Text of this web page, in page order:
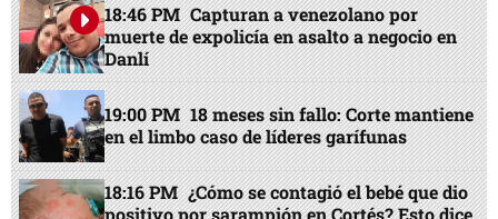
18:46 PM Capturan a venezolano por
muerte de expolicía en asalto a negocio en
Danlí
19:00 PM 18 meses sin fallo: Corte mantiene
en el limbo caso de líderes garífunas
18:16 PM ¿Cómo se contagió el bebé que dio